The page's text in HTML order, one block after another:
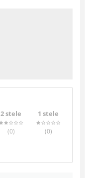
2 stele
(0)
1 stele
(0)